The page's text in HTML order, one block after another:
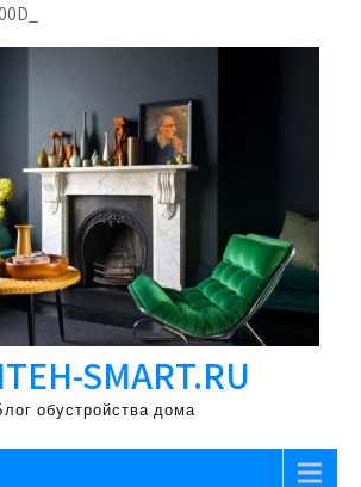
к
SMART.RU
обустройства дома